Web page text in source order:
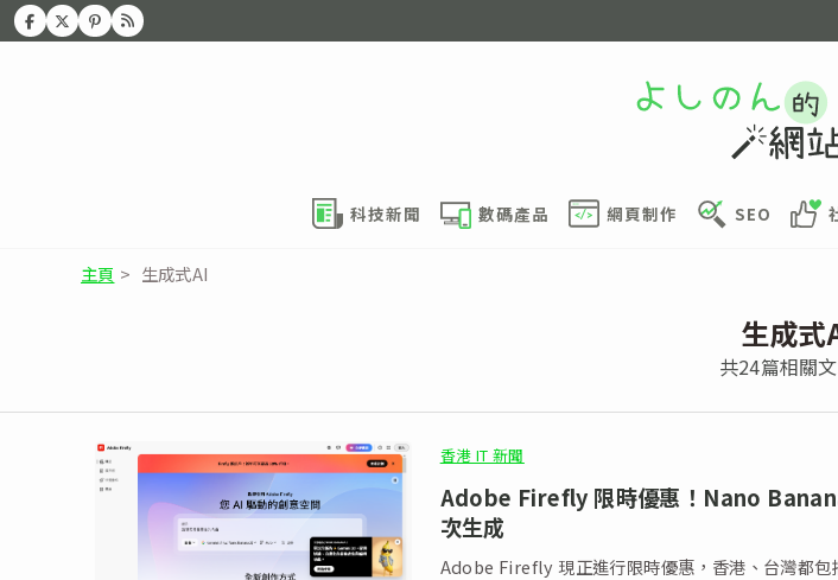
科技新聞 數碼產品 網頁制作 SEO
主頁 > 生成式AI
生成式
共24篇相關
香港 IT 新聞
Adobe Firefly 限時優惠！Nano
次生成
Adobe Firefly 現正進行限時優惠，香港、台灣都包